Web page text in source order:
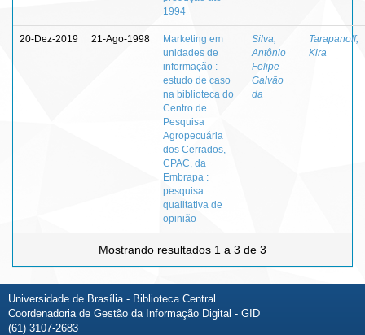
1994
20-Dez-2019 21-Ago-1998
Marketing em
unidades de
informação :
estudo de caso
na biblioteca do
Centro de
Pesquisa
Agropecuária
dos Cerrados,
CPAC, da
Embrapa :
pesquisa
qualitativa de
opinião
Silva,
Antônio
Felipe
Galvão
da
Tarapanoff,
Kira
Mostrando resultados 1 a 3 de 3
Universidade de Brasília - Biblioteca Central
Coordenadoria de Gestão da Informação Digital - GID
(61) 3107-2683